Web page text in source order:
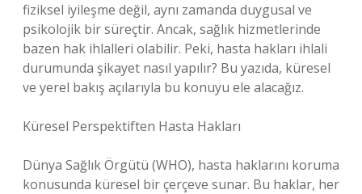
fiziksel iyileşme değil, aynı zamanda duygusal ve
psikolojik bir süreçtir. Ancak, sağlık hizmetlerinde
bazen hak ihlalleri olabilir. Peki, hasta hakları ihlali
durumunda şikayet nasıl yapılır? Bu yazıda, küresel
ve yerel bakış açılarıyla bu konuyu ele alacağız.
Küresel Perspektiften Hasta Hakları
Dünya Sağlık Örgütü (WHO), hasta haklarını koruma
konusunda küresel bir çerçeve sunar. Bu haklar, her